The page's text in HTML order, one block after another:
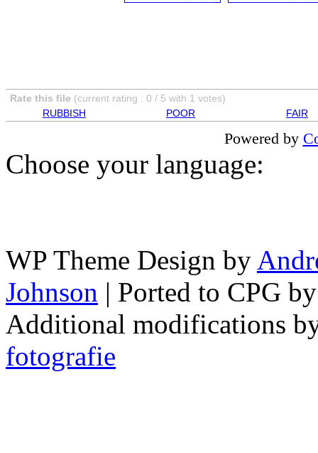
Rate this file (current rating : 0 / 5 with 1 votes)
RUBBISH
POOR FAIR
Powered by
Choose your language:
WP Theme Design by
Johnson | Ported to CPG
Additional modifications
fotografie